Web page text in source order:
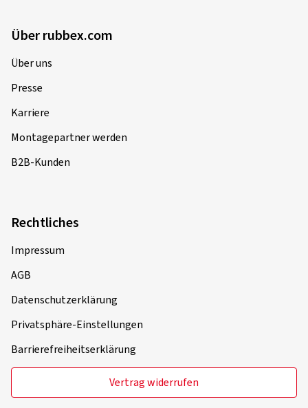
Über rubbex.com
Über uns
Presse
Karriere
Montagepartner werden
B2B-Kunden
Rechtliches
Impressum
AGB
Datenschutzerklärung
Privatsphäre-Einstellungen
Barrierefreiheitserklärung
Vertrag widerrufen